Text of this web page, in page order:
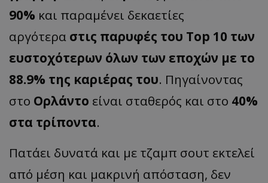
90% και παραμένει δεκαετίες
αργότερα στις παρυφές του Top 10 των
ευστοχότερων όλων των εποχών με το
88.9% της καριέρας του. Πηγαίνοντας
στο Ορλάντο είναι σταθερός και στο 40%
στα τρίποντα.
Πατάει δυνατά και με τζαμπ σουτ εκτελεί
από μέση και μακρινή απόσταση, δεν